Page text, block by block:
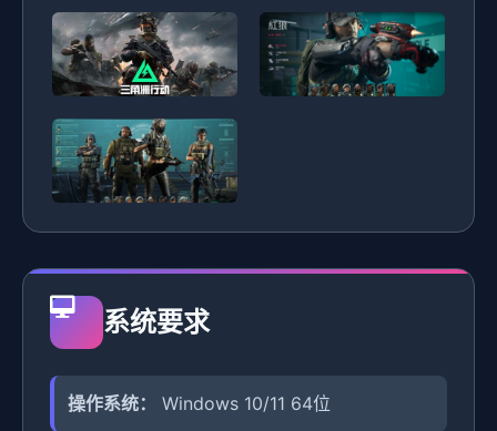
系统要求
操作系统： Windows 10/11 64位